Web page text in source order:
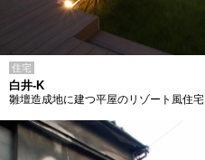
住宅
白井-K
雛壇造成地に建つ平屋のリゾート風住宅